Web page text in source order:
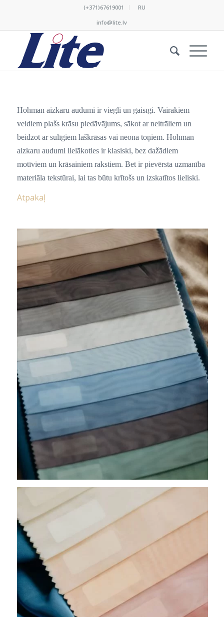
(+371)67619001
RU
info@lite.lv
Hohman aizkaru audumi ir viegli un gaisīgi. Vairākiem
veidiem plašs krāsu piedāvājums, sākot ar neitrāliem un
beidzot ar sulīgiem laškrāsas vai neona toņiem. Hohman
aizkaru audumi lielākoties ir klasiski, bez dažādiem
motīviem un krāsainiem rakstiem. Bet ir pievērsta uzmanība
materiāla tekstūrai, lai tas būtu krītošs un izskatītos lieliski.
Atpakaļ